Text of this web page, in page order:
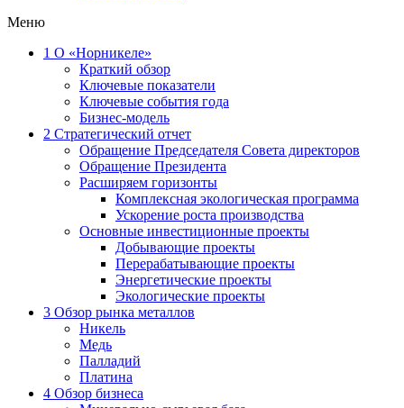
Меню
1 О «Норникеле»
Краткий обзор
Ключевые показатели
Ключевые события года
Бизнес-модель
2 Стратегический отчет
Обращение Председателя Совета директоров
Обращение Президента
Расширяем горизонты
Комплексная экологическая программа
Ускорение роста производства
Основные инвестиционные проекты
Добывающие проекты
Перерабатывающие проекты
Энергетические проекты
Экологические проекты
3 Обзор рынка металлов
Никель
Медь
Палладий
Платина
4 Обзор бизнеса